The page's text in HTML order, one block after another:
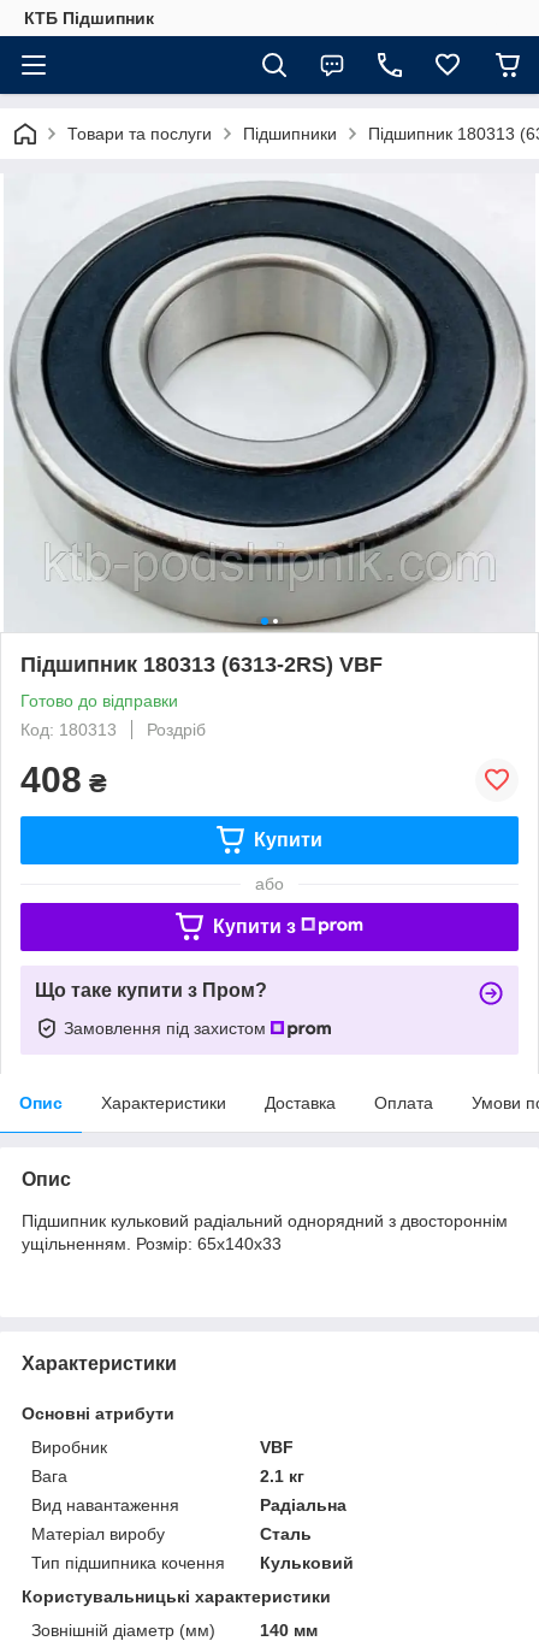
КТБ Підшипник
Товари та послуги Підшипники Підшипник 180313
Підшипник 180313 (6313-2RS) VBF
Готово до відправки
Код: 180313
Роздріб
408 ₴
Купити
або
Купити з
Що таке купити з Пром?
Замовлення під захистом
Опис Характеристики Доставка Оплата Умови
Опис
Підшипник кульковий радіальний однорядний з двостороннім
ущільненням. Розмір: 65х140х33
Характеристики
Основні атрибути
Виробник
VBF
Вага
2.1 кг
Вид навантаження
Радіальна
Матеріал виробу
Сталь
Тип підшипника кочення
Кульковий
Користувальницькі характеристики
Зовнішній діаметр (мм)
140 мм